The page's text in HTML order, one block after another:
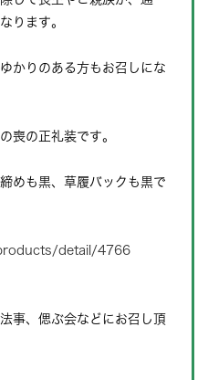
ります。
かりのある方もお召しにな
喪の正礼装です。
めも黒、草履バックも黒で
detail/4766
事、偲ぶ会などにお召し頂